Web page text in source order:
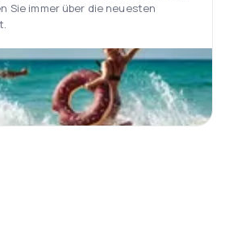
Sie immer über die neuesten